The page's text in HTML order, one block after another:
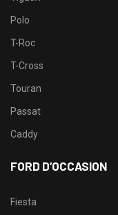
Polo
T-Roc
T-Cross
Touran
Passat
Caddy
FORD D’OCCASION
Fiesta